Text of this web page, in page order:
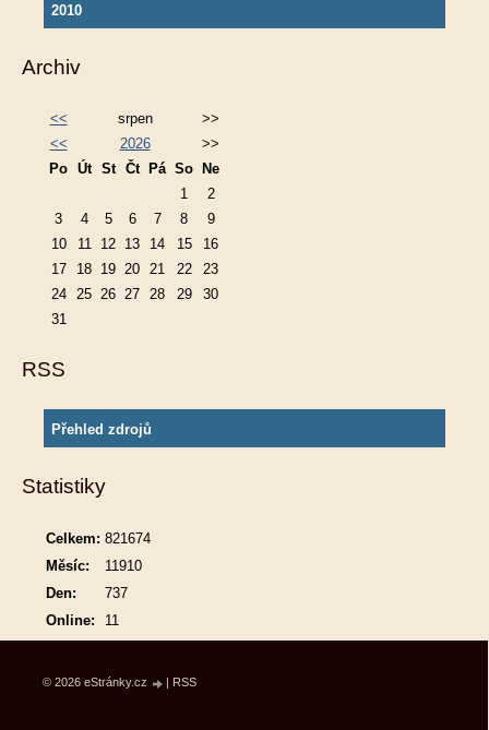
2010
Archiv
<< srpen
>>
<<
2026
>>
Po Út St Čt Pá So
Ne
1
2
3
4 5 6 7 8
9
10
11 12 13 14 15
16
17
18 19 20 21 22
23
24
25 26 27 28 29
30
31
RSS
Přehled zdrojů
Statistiky
Online: 11
Celkem: 821674
Měsíc:
11910
Den:
737
© 2026 eStránky.cz | RSS